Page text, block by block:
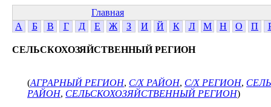
Главная
А
Б В Г Д Е Ж З И Й К Л М Н О П
СЕЛЬСКОХОЗЯЙСТВЕННЫЙ РЕГИОН
(АГРАРНЫЙ РЕГИОН, С/Х РАЙОН, С/Х РЕГИОН,
РАЙОН, СЕЛЬСКОХОЗЯЙСТВЕННЫЙ РЕГИОН)